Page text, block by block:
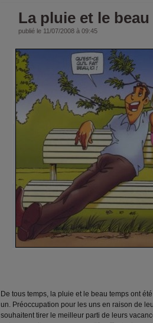
La pluie et le
publié le 11/07/2008 à 09:45
De tous temps, la pluie et le beau temps ont
un. Préoccupation pour les uns en raison de
souhaitent tirer le meilleur parti de leurs